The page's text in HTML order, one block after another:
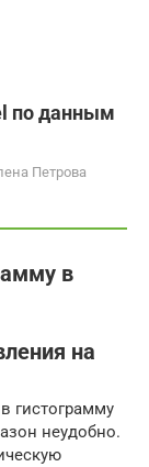
по данным
Петрова
в
на
гистограмму
неудобно.